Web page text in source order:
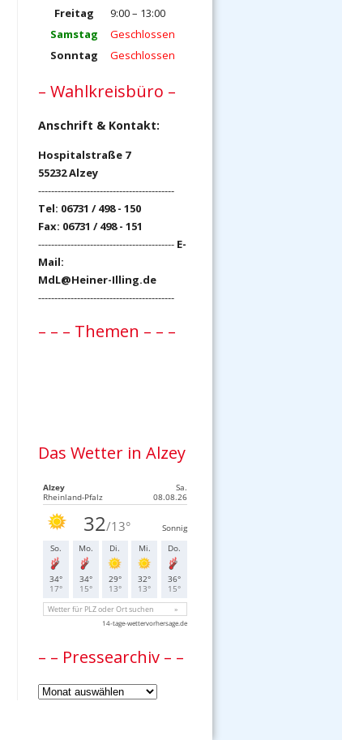
Freitag
9:00 – 13:00
Samstag
Geschlossen
Sonntag
Geschlossen
– Wahlkreisbüro –
Anschrift & Kontakt:
Hospitalstraße 7
55232 Alzey
------------------------------------------
Tel: 06731 / 498 - 150
Fax: 06731 / 498 - 151
------------------------------------------ E-
Mail:
MdL@Heiner-Illing.de
------------------------------------------
– – – Themen – – –
Das Wetter in Alzey
– – Pressearchiv – –